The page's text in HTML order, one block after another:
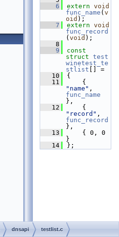
    6
extern void
func_name ( v
oid );
    7
extern void
func_record
( void );
    8
    9
const
struct test
winetest_te
stlist [] =
   10
{
   11
"name"
func_name
},
   12
"record"
func_record
},
   13
    { 0, 0
}
   14
};
dnsapi testlist.c